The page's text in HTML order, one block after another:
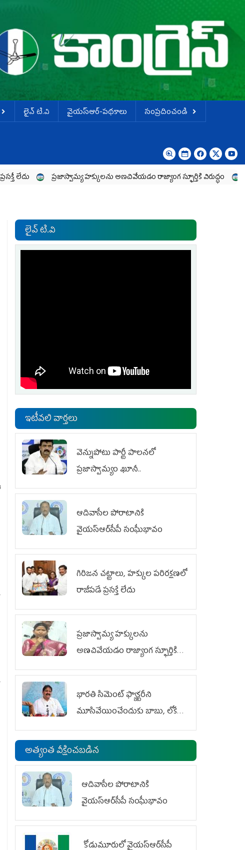
లైవ్ టి.వి వైయస్ఆర్-పథకాలు
సంప్రదించండి
ప్రజాస్వామ్య హక్కులను అణచివేయడం రాజ్యాంగ స్ఫూర్తికి విరుద్ధం భారతి సిమెంట్
లైవ్ టి.వి
ఇటీవలి వార్తలు
వెన్నుపోటు పార్టీ పాలనలో
ప్రజాస్వామ్యం ఖూనీ..
ఆదివాసీల పోరాటానికి
వైయ‌స్ఆర్‌సీపీ సంఘీభావం
గిరిజన చట్టాలు, హక్కుల పరిరక్షణలో
రాజీపడే ప్రసక్తే లేదు
ప్రజాస్వామ్య హక్కులను
అణచివేయడం రాజ్యాంగ స్ఫూర్తికి
విరుద్ధం
భారతి సిమెంట్ ఫ్యాక్టరీని
మూసివేయించేందుకు బాబు, లోకేశ్
కుట్ర
అత్యంత వీక్షించబడిన
ఆదివాసీల పోరాటానికి
వైయ‌స్ఆర్‌సీపీ సంఘీభావం
కోడుమూరులో వైయ‌స్ఆర్‌సీపీ